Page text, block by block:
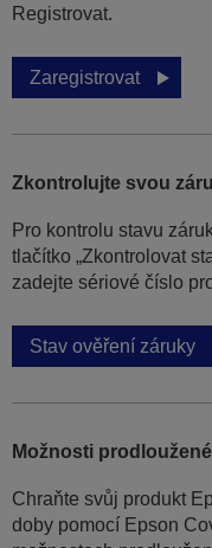
Registrovat.
Zaregistrovat
Zkontrolujte svou
Pro kontrolu stavu
tlačítko „Zkontrolovat
zadejte sériové číslo
Stav ověření záruky
Možnosti
Chraňte svůj produkt
doby pomocí Epson